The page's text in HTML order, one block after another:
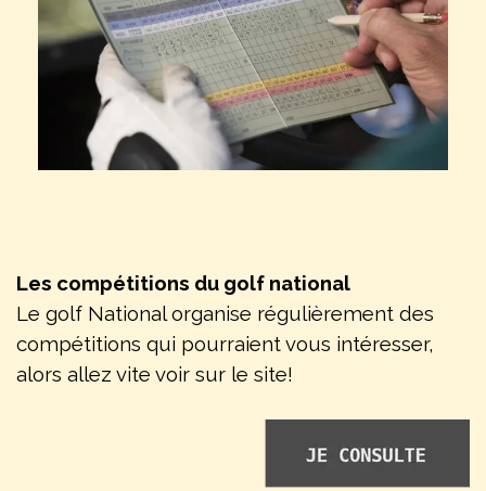
Les compétitions du golf national
Le golf National organise régulièrement des
compétitions qui pourraient vous intéresser,
alors allez vite voir sur le site!